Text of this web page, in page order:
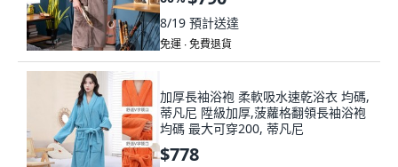
8/19 預計送達
免運 ∙ 免費退貨
加厚長袖浴袍 柔軟吸水速乾浴衣 均碼,
蒂凡尼 陞級加厚,菠蘿格翻領長袖浴袍
均碼 最大可穿200, 蒂凡尼
$778